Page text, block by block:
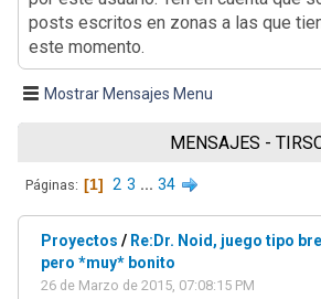
posts escritos en zonas a las que
este momento.
Mostrar Mensajes Menu
MENSAJES -
Páginas 1 2 3 ... 34
Proyectos / Re:Dr. Noid, juego tipo
pero *muy* bonito
26 de Marzo de 2015, 07:08:15 PM